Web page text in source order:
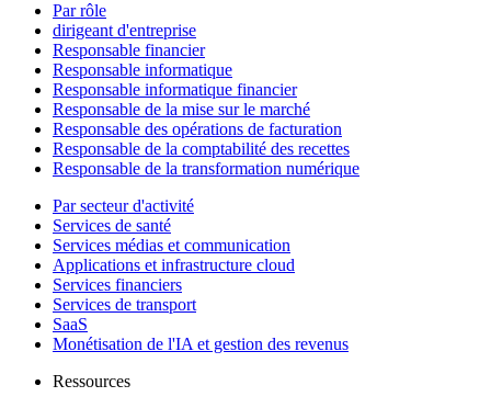
Par rôle
dirigeant d'entreprise
Responsable financier
Responsable informatique
Responsable informatique financier
Responsable de la mise sur le marché
Responsable des opérations de facturation
Responsable de la comptabilité des recettes
Responsable de la transformation numérique
Par secteur d'activité
Services de santé
Services médias et communication
Applications et infrastructure cloud
Services financiers
Services de transport
SaaS
Monétisation de l'IA et gestion des revenus
Ressources